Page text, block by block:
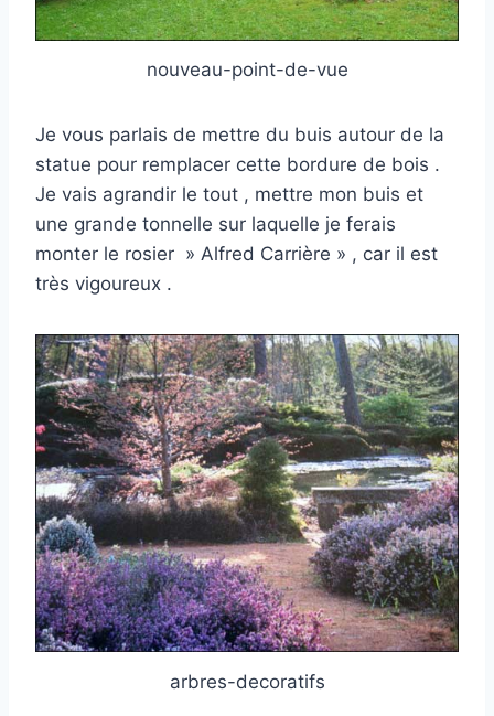
nouveau-point-de-vue
Je vous parlais de mettre du buis autour de la
statue pour remplacer cette bordure de bois .
Je vais agrandir le tout , mettre mon buis et
une grande tonnelle sur laquelle je ferais
monter le rosier » Alfred Carrière » , car il est
très vigoureux .
arbres-decoratifs